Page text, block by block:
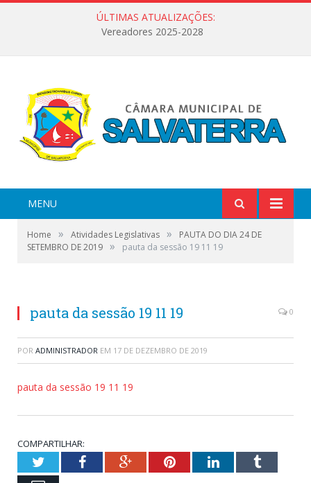
ÚLTIMAS ATUALIZAÇÕES:
Vereadores 2025-2028
MENU
Home » Atividades Legislativas »
PAUTA DO DIA 24 DE
SETEMBRO DE 2019 » pauta da sessão 19 11 19
pauta da sessão 19 11 19 0
POR ADMINISTRADOR EM 17 DE DEZEMBRO DE 2019
pauta da sessão 19 11 19
COMPARTILHAR:
TwitterFacebookGoogle+PinterestLinkedInTumblr